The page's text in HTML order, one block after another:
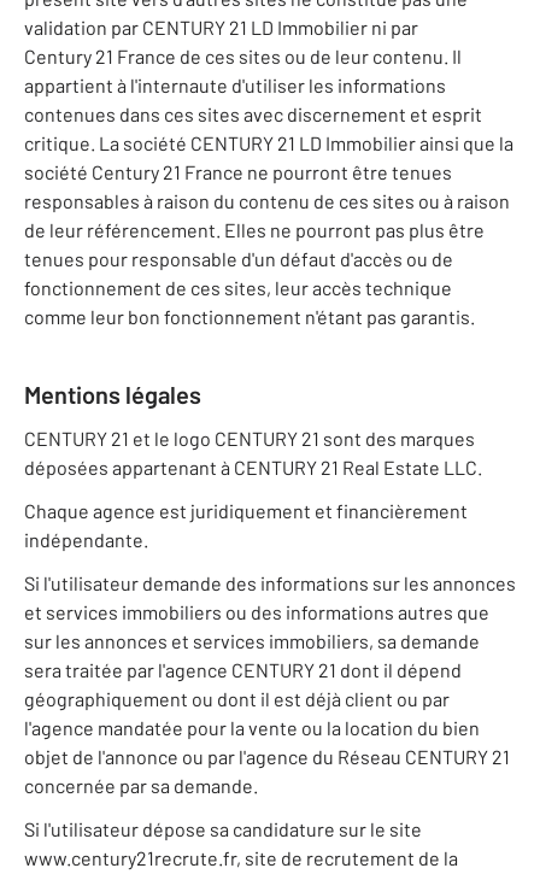
validation par CENTURY 21 LD Immobilier ni par
Century 21 France de ces sites ou de leur contenu. Il
appartient à l'internaute d'utiliser les informations
contenues dans ces sites avec discernement et esprit
critique. La société CENTURY 21 LD Immobilier ainsi que la
société Century 21 France ne pourront être tenues
responsables à raison du contenu de ces sites ou à raison
de leur référencement. Elles ne pourront pas plus être
tenues pour responsable d'un défaut d'accès ou de
fonctionnement de ces sites, leur accès technique
comme leur bon fonctionnement n'étant pas garantis.
Mentions légales
CENTURY 21 et le logo CENTURY 21 sont des marques
déposées appartenant à CENTURY 21 Real Estate LLC.
Chaque agence est juridiquement et financièrement
indépendante.
Si l'utilisateur demande des informations sur les annonces
et services immobiliers ou des informations autres que
sur les annonces et services immobiliers, sa demande
sera traitée par l'agence CENTURY 21 dont il dépend
géographiquement ou dont il est déjà client ou par
l'agence mandatée pour la vente ou la location du bien
objet de l'annonce ou par l'agence du Réseau CENTURY 21
concernée par sa demande.
Si l'utilisateur dépose sa candidature sur le site
www.century21recrute.fr, site de recrutement de la